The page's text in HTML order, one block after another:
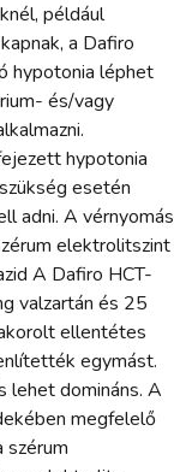
például
a Dafiro
hypotonia léphet
és/vagy
hypotonia
esetén
adni. A vérnyomás
elektrolitszint
A Dafiro HCT-
valzartán és 25
ellentétes
egymást.
lehet domináns. A
megfelelő
szérum